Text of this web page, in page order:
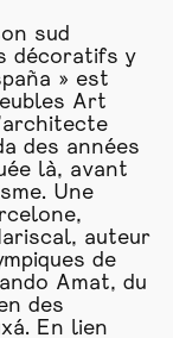
sud
décoratifs y
» est
Art
des années
là, avant
Une
auteur
de
Amat, du
des
En lien